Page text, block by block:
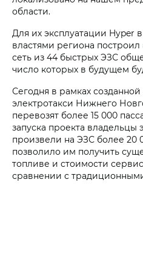
области.
Для их эксплуатации Hyper
властями региона
сеть из 44 быстрых ЭЗС
число которых в будущем
Сегодня в рамках
электротакси Нижнего
перевозят более 15 000
запуска проекта владельцы
произвели на ЭЗС более 20
позволило им получить
топливе и стоимости
сравнении с